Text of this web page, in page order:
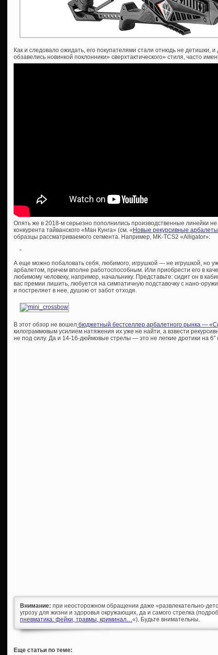
Как и следовало ожидать, его покупателями стали отнюдь не
обзавелись новинкой поклонники» сверхтактического» стиля, часто
Опять же в 2018-м серьезно пополнились производственные линейки
конкурента тайванского «Ман Кунга» (см. «Новые рекурсивные
образцы рассматриваемого сегмента. Например, MK-TCS2 «Alligator»:
А еще можно побаловать себя, любимого, игрушкой — не игрушкой, но
арбалетом, причем вполне работоспособным. Или приобрести его в
любимому человеку, например, начальнику. Представьте: сидит он в
вас премии лишить, любуется на симпатичную подставочку с нано-
и постреляет в нее, душою от забот отходя.
В этот обзор не вошел бюджетный бестселлер арбалетного рынка —
килограммовым усилием натяжения их уже не найти, а взвести
не под силу. Да и 14-16-дюймовые стрелы — это не легкие дротики на 6″
Внимание: при неосторожном обращении даже «развлекательно-
угрозу для жизни и здоровья окружающих, да и самого стрелка
пневматика: фейки, травмы, криминал…«). Будьте внимательны.
Еще статьи по теме: